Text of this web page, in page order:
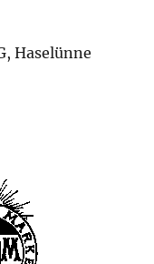
Haselünne